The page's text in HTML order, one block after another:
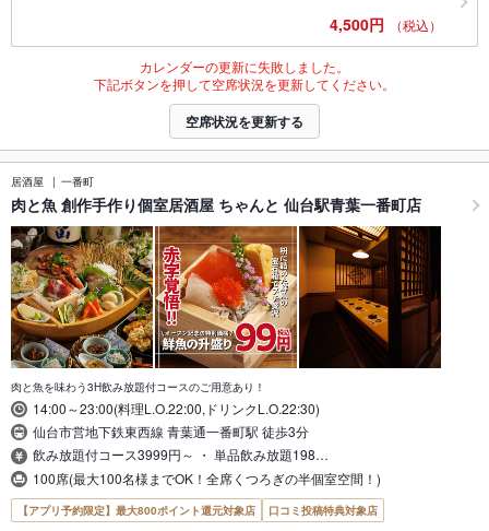
4,500円 （税込）
カレンダーの更新に失敗しました。
下記ボタンを押して空席状況を更新してください。
空席状況を更新する
居酒屋 一番町
肉と魚 創作手作り個室居酒屋 ちゃんと 仙台駅青葉一番町店
肉と魚を味わう3H飲み放題付コースのご用意あり！
14:00～23:00(料理L.O.22:00,ドリンクL.O.22:30)
仙台市営地下鉄東西線 青葉通一番町駅 徒歩3分
飲み放題付コース3999円～ ・ 単品飲み放題198…
100席(最大100名様までOK！全席くつろぎの半個室空間！)
【アプリ予約限定】最大800ポイント還元対象店 口コミ投稿特典対象店